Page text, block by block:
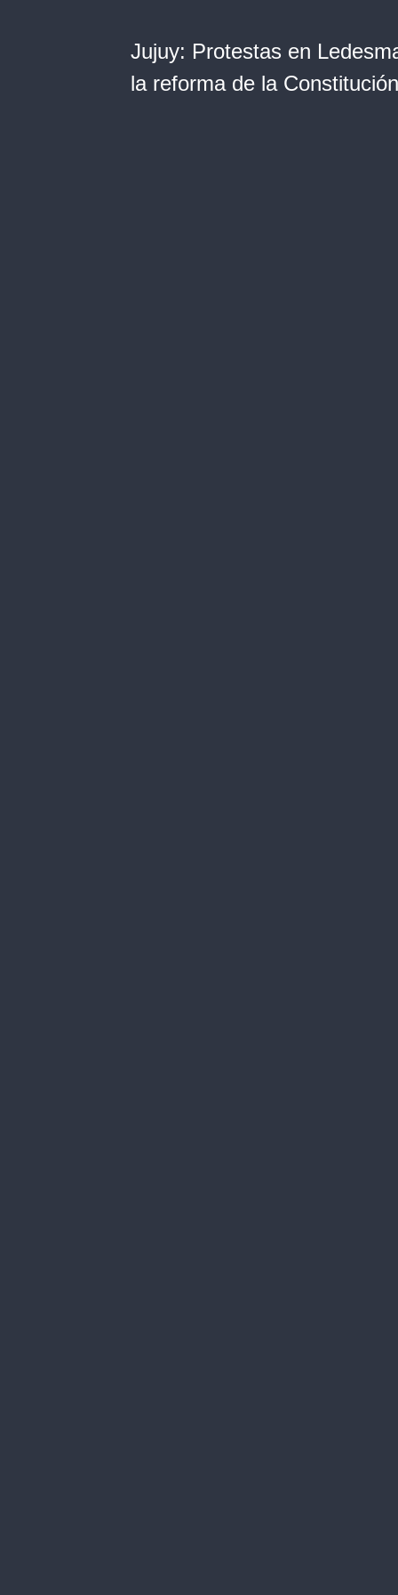
Jujuy: Protestas en
la reforma de la